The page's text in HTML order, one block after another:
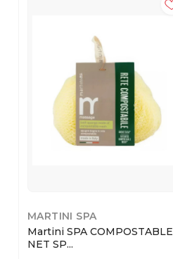
MARTINI SPA
Martini SPA COMPOSTABLE
NET SP...